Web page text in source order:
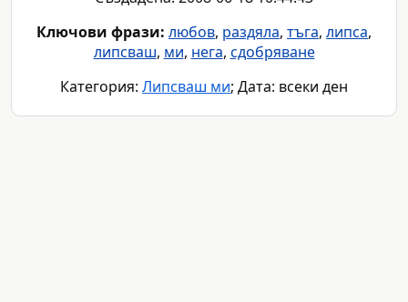
Ключови фрази: любов, раздяла, тъга, липса,
липсваш, ми, нега, сдобряване
Категория: Липсваш ми; Дата: всеки ден